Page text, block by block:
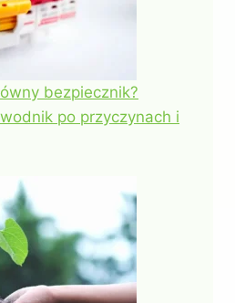
bezpiecznik?
po przyczynach i